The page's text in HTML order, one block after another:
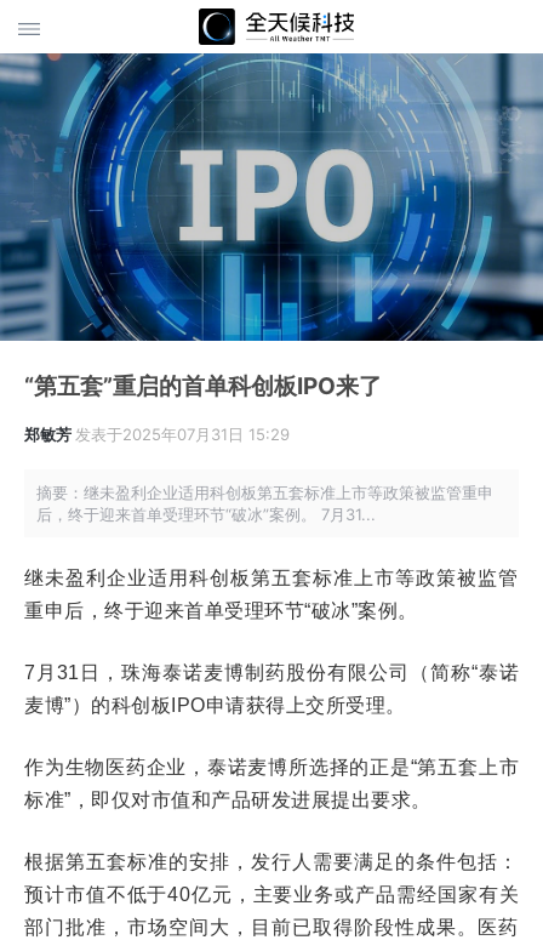
“第五套”重启的首单科创板IPO来了
郑敏芳发表于2025年07月31日 15:29
摘要：继未盈利企业适用科创板第五套标准上市等政策被监管重申
后，终于迎来首单受理环节“破冰”案例。 7月31...
继未盈利企业适用科创板第五套标准上市等政策被监管
重申后，终于迎来首单受理环节“破冰”案例。
7月31日，珠海泰诺麦博制药股份有限公司（简称“泰诺
麦博”）的科创板IPO申请获得上交所受理。
作为生物医药企业，泰诺麦博所选择的正是“第五套上市
标准”，即仅对市值和产品研发进展提出要求。
根据第五套标准的安排，发行人需要满足的条件包括：
预计市值不低于40亿元，主要业务或产品需经国家有关
部门批准，市场空间大，目前已取得阶段性成果。医药